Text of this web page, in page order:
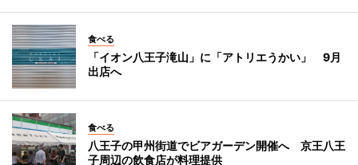
食べる
「イオン八王子滝山」に「アトリエうかい」 9月
出店へ
食べる
八王子の甲州街道でビアガーデン開催へ 京王八王
子周辺の飲食店が料理提供